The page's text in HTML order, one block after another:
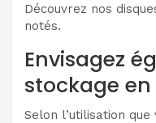
Découvrez nos
notés.
Envisagez
stockage
Selon l’utilisation